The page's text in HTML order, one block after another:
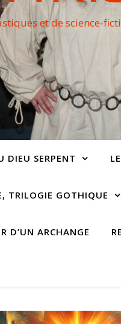
et de science-
DIEU SERPENT
TRILOGIE GOTHIQUE
D’UN ARCHANGE